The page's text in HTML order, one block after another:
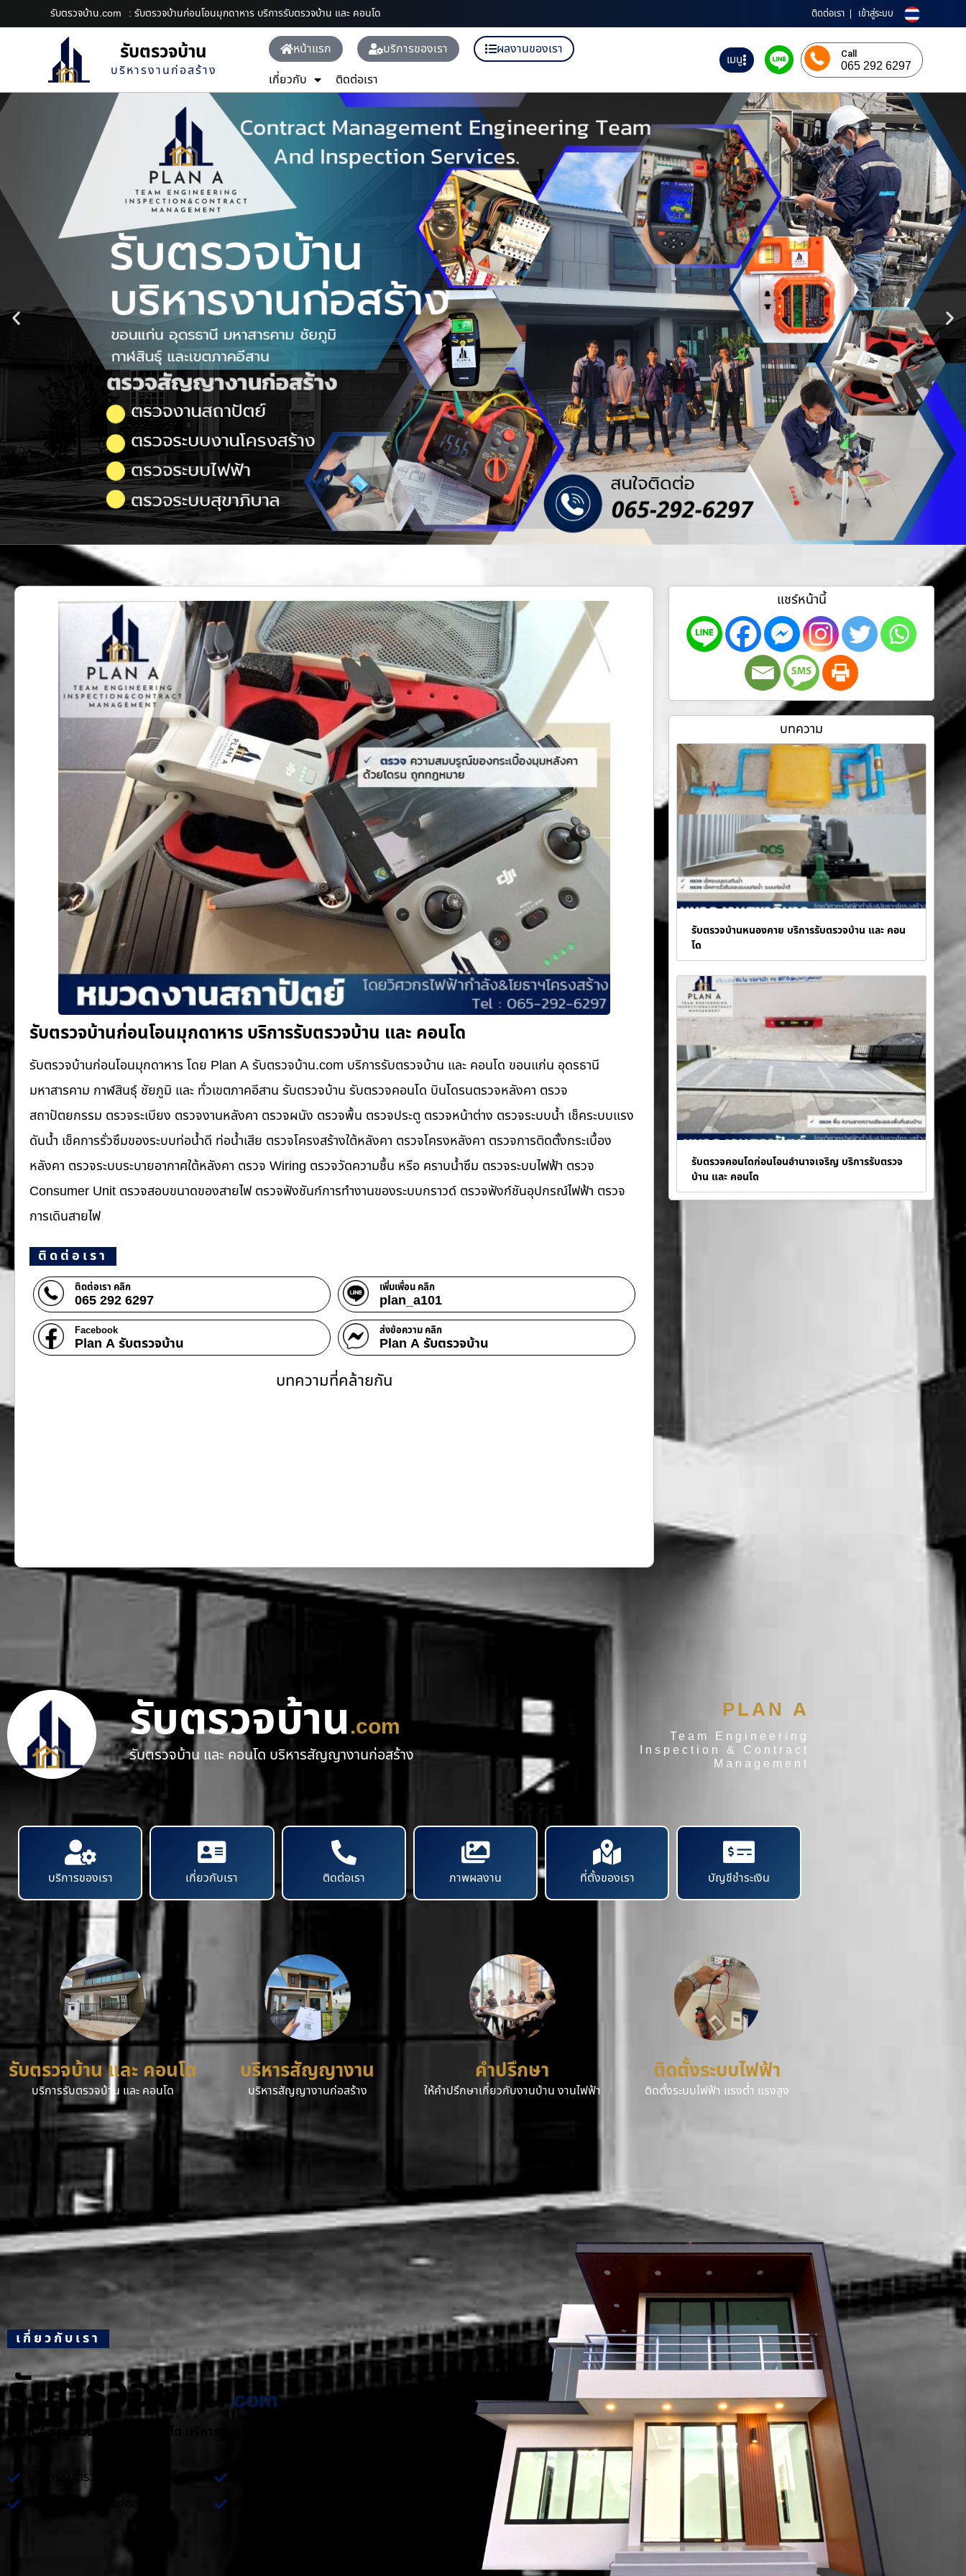
รับตรวจบ้าน.com : รับตรวจบ้านก่อนโอนมุกดาหาร บริการรับตรวจบ้าน และ คอนโด ติดต่อเรา เข้าสู่ระบบ
รับตรวจบ้าน
บริหารงานก่อสร้าง
หน้าแรก บริการของเรา
ผลงานของเรา
เกี่ยวกับ
ติดต่อเรา
เมนู Call
065 292 6297
รับตรวจบ้านก่อนโอนมุกดาหาร บริการรับตรวจบ้าน และ คอนโด
รับตรวจบ้านก่อนโอนมุกดาหาร โดย Plan A รับตรวจบ้าน.com บริการรับตรวจบ้าน และ คอนโด ขอนแก่น อุดรธานี
มหาสารคาม กาฬสินธุ์ ชัยภูมิ และ ทั่วเขตภาคอีสาน รับตรวจบ้าน รับตรวจคอนโด บินโดรนตรวจหลังคา ตรวจ
สถาปัตยกรรม ตรวจระเบียง ตรวจงานหลังคา ตรวจผนัง ตรวจพื้น ตรวจประตู ตรวจหน้าต่าง​ ตรวจระบบน้ำ เช็คระบบแรง
ดันน้ำ เช็คการรั่วซึมของระบบท่อน้ำ​ดี ท่อน้ำ​เสีย ตรวจโครงสร้างใต้หลังคา ตรวจโครงหลังคา ตรวจการติดตั้งกระเบื้อง
หลังคา ตรวจระบบระบายอากาศใต้หลังคา ตรวจ Wiring ตรวจวัดความชื้น หรือ คราบน้ำซึม ตรวจระบบไฟฟ้า ตรวจ
Consumer Unit ตรวจสอบขนาดของสายไฟ ตรวจฟังชันก์การทำงานของระบบกราวด์ ตรวจฟังก์ชันอุปกรณ์ไฟฟ้า ตรวจ
การเดินสายไฟ
ติดต่อเรา
ติดต่อเรา คลิก
065 292 6297
เพิ่มเพื่อน คลิก
plan_a101
Facebook
Plan A รับตรวจบ้าน
ส่งข้อความ คลิก
Plan A รับตรวจบ้าน
บทความที่คล้ายกัน
แชร์หน้านี้
บทความ
รับตรวจบ้านหนองคาย บริการรับตรวจบ้าน และ คอน
โด
รับตรวจคอนโดก่อนโอนอำนาจเจริญ บริการรับตรวจ
บ้าน และ คอนโด
รับตรวจบ้าน.com
รับตรวจบ้าน และ คอนโด บริหารสัญญางานก่อสร้าง
PLAN A
Team Engineering
Inspection & Contract
Management
บริการของเรา เกี่ยวกับเรา ติดต่อเรา ภาพผลงาน ที่ตั้งของเรา บัญชีชำระเงิน
รับตรวจบ้าน และ คอนโด
บริการรับตรวจบ้าน และ คอนโด
บริหารสัญญางาน
บริหารสัญญางานก่อสร้าง
คำปรึกษา
ให้คำปรึกษาเกี่ยวกับงานบ้าน งานไฟฟ้า
ติดตั้งระบบไฟฟ้า
ติดตั้งระบบไฟฟ้า แรงต่ำ แรงสูง
เกี่ยวกับเรา
รับตรวจบ้าน.com
Plan A รับตรวจบ้าน และ คอนโด บริหารสัญญางานก่อสร้าง
บริการรับตรวจบ้าน และ คอนโด